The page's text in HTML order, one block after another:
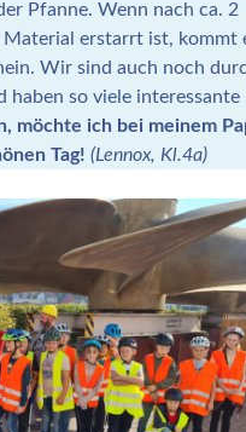
Pfanne. Wenn nach ca. 2
erstarrt ist, kommt
Wir sind auch noch
haben so viele interessante
möchte ich bei meinem
Tag! (Lennox, Kl.4a)